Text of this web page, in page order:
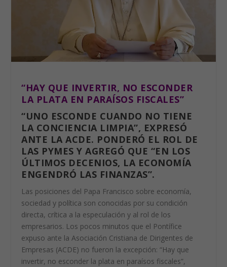
“HAY QUE INVERTIR, NO ESCONDER
LA PLATA EN PARAÍSOS FISCALES”
“UNO ESCONDE CUANDO NO TIENE
LA CONCIENCIA LIMPIA”, EXPRESÓ
ANTE LA ACDE. PONDERÓ EL ROL DE
LAS PYMES Y AGREGÓ QUE “EN LOS
ÚLTIMOS DECENIOS, LA ECONOMÍA
ENGENDRÓ LAS FINANZAS”.
Las posiciones del Papa Francisco sobre economía,
sociedad y política son conocidas por su condición
directa, crítica a la especulación y al rol de los
empresarios. Los pocos minutos que el Pontífice
expuso ante la Asociación Cristiana de Dirigentes de
Empresas (ACDE) no fueron la excepción: “Hay que
invertir, no esconder la plata en paraísos fiscales”,